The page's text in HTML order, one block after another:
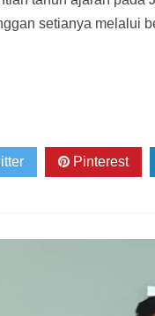
setianya melalui
Pinterest